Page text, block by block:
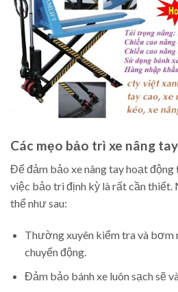
Các mẹo bảo trì xe nâng tay
Để đảm bảo xe nâng tay hoạt
việc bảo trì định kỳ là rất cần thiết.
thể như sau:
Thường xuyên kiểm tra và bơm
chuyển động.
Đảm bảo bánh xe luôn sạch sẽ